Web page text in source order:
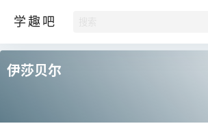
学趣吧
伊莎贝尔